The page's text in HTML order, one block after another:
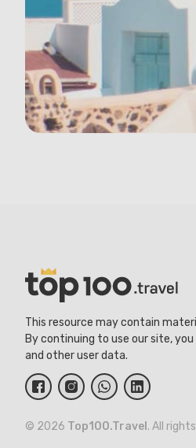
This resource may contain
By continuing to use our site,
and other user data.
© 2026 Top100.Travel . All